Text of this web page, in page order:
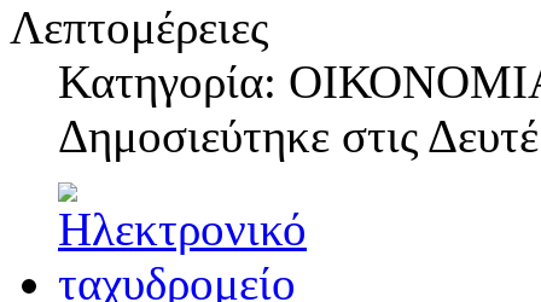
Λεπτομέρειες
Κατηγορία:
Δημοσιεύτηκε στις